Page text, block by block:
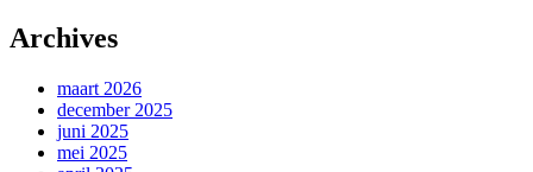
Archives
maart 2026
december 2025
juni 2025
mei 2025